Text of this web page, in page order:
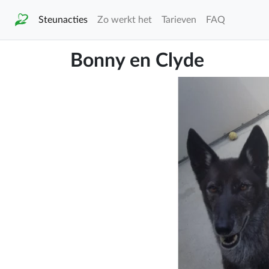
Steunacties Zo werkt het Tarieven FAQ
Bonny en Clyde